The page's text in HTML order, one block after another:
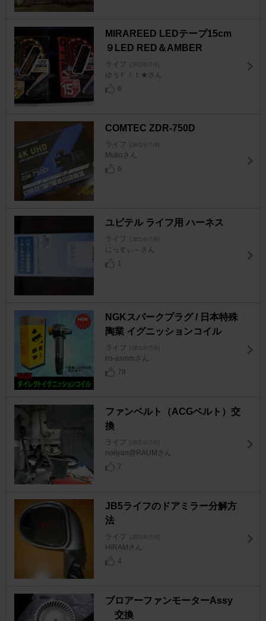
MIRAREED LEDテープ15cm
９LED RED＆AMBER
ライフ [JB5/6/7/8]
ゆうＦｉｔ★さん
6
COMTEC ZDR-750D
ライフ [JB5/6/7/8]
Mukoさん
6
ユピテル ライフ用 ハーネス
ライフ [JB5/6/7/8]
にっすぃ～さん
1
NGKスパークプラグ / 日本特殊
陶業 イグニッションコイル
ライフ [JB5/6/7/8]
ns-asmmさん
78
ファンベルト（ACGベルト）交
換
ライフ [JB5/6/7/8]
noliyan@RAUMさん
7
JB5ライフのドアミラー分解方
法
ライフ [JB5/6/7/8]
HiRAMさん
4
ブロアーファンモーターAssy
交換